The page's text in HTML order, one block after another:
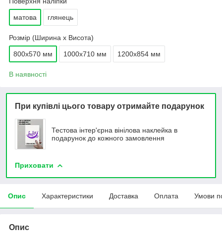
матова глянець
Розмір (Ширина х Висота)
800х570 мм 1000х710 мм 1200х854 мм
В наявності
При купівлі цього товару отримайте подарунок
Тестова інтер'єрна вінілова наклейка в
подарунок до кожного замовлення
Приховати
Опис Характеристики Доставка Оплата Умови
Опис